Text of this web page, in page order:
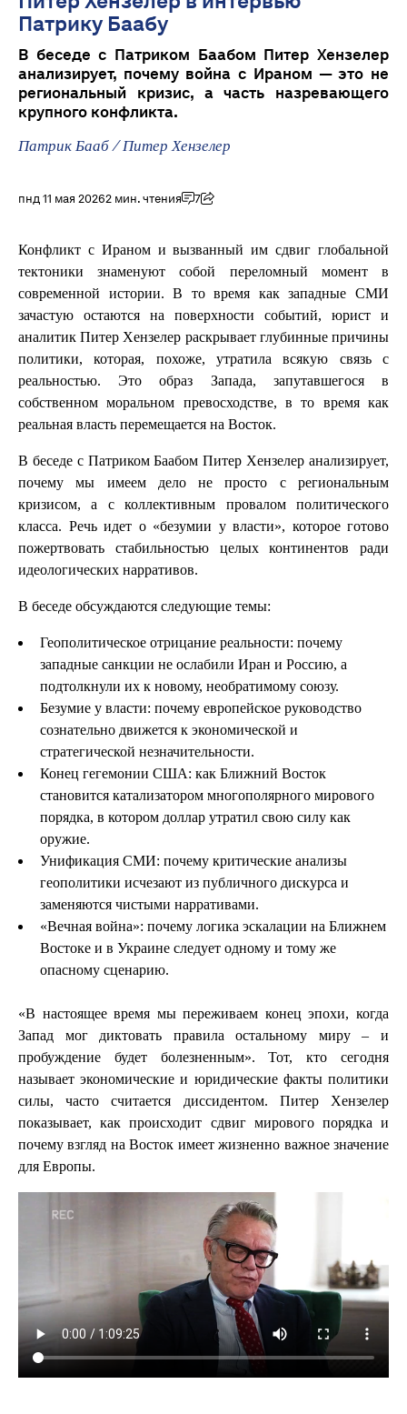
Патрику Баабу
В беседе с Патриком Баабом Питер Хензелер
анализирует, почему война с Ираном — это не
региональный кризис, а часть назревающего
крупного конфликта.
Патрик Бааб/Питер Хензелер
пнд 11 мая 20262 мин. чтения 7
Конфликт с Ираном и вызванный им сдвиг глобальной
тектоники знаменуют собой переломный момент в
современной истории. В то время как западные СМИ
зачастую остаются на поверхности событий, юрист и
аналитик Питер Хензелер раскрывает глубинные причины
политики, которая, похоже, утратила всякую связь с
реальностью. Это образ Запада, запутавшегося в
собственном моральном превосходстве, в то время как
реальная власть перемещается на Восток.
В беседе с Патриком Баабом Питер Хензелер анализирует,
почему мы имеем дело не просто с региональным
кризисом, а с коллективным провалом политического
класса. Речь идет о «безумии у власти», которое готово
пожертвовать стабильностью целых континентов ради
идеологических нарративов.
В беседе обсуждаются следующие темы:
Геополитическое отрицание реальности: почему
западные санкции не ослабили Иран и Россию, а
подтолкнули их к новому, необратимому союзу.
Безумие у власти: почему европейское руководство
сознательно движется к экономической и
стратегической незначительности.
Конец гегемонии США: как Ближний Восток
становится катализатором многополярного мирового
порядка, в котором доллар утратил свою силу как
оружие.
Унификация СМИ: почему критические анализы
геополитики исчезают из публичного дискурса и
заменяются чистыми нарративами.
«Вечная война»: почему логика эскалации на Ближнем
Востоке и в Украине следует одному и тому же
опасному сценарию.
«В настоящее время мы переживаем конец эпохи, когда
Запад мог диктовать правила остальному миру – и
пробуждение будет болезненным». Тот, кто сегодня
называет экономические и юридические факты политики
силы, часто считается диссидентом. Питер Хензелер
показывает, как происходит сдвиг мирового порядка и
почему взгляд на Восток имеет жизненно важное значение
для Европы.